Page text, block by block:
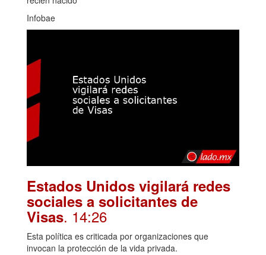
Infobae
Estados Unidos vigilará redes
sociales a solicitantes de
Visas. 14:26
Esta política es criticada por organizaciones que
invocan la protección de la vida privada.